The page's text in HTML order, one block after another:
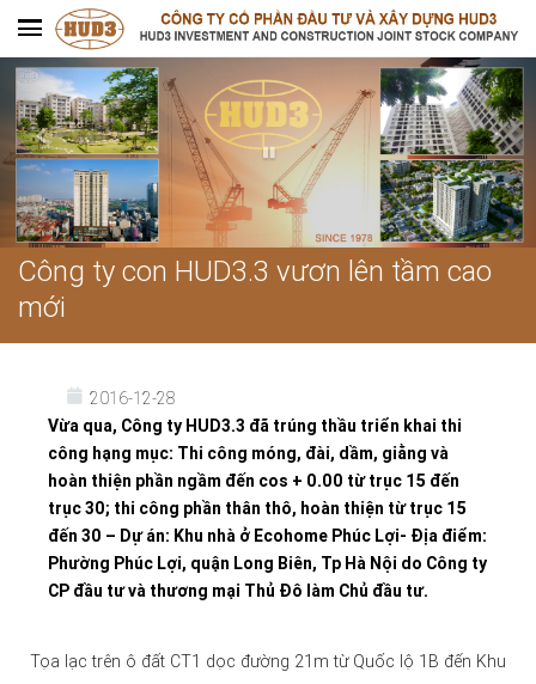
Công ty con HUD3.3 vươn lên tầm cao
mới
2016-12-28
Vừa qua, Công ty HUD3.3 đã trúng thầu triển khai thi
công hạng mục: Thi công móng, đài, dầm, giằng và
hoàn thiện phần ngầm đến cos + 0.00 từ trục 15 đến
trục 30; thi công phần thân thô, hoàn thiện từ trục 15
đến 30 – Dự án: Khu nhà ở Ecohome Phúc Lợi- Địa điểm:
Phường Phúc Lợi, quận Long Biên, Tp Hà Nội do Công ty
CP đầu tư và thương mại Thủ Đô làm Chủ đầu tư.
Tọa lạc trên ô đất CT1 dọc đường 21m từ Quốc lộ 1B đến Khu